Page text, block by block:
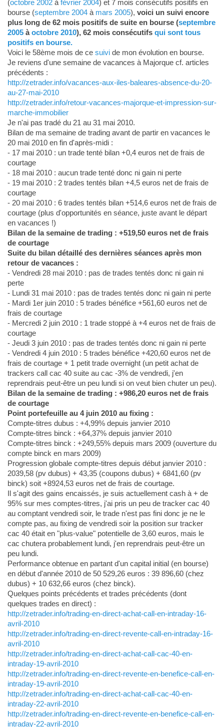
(octobre 2002à février 2004) et 7 mois consécutifs positifs en
bourse (septembre 2004à mars 2005), voici un suivi encore
plus long de 62 mois positifs de suite en bourse (septembre
2005àoctobre 2010), 62 mois consécutifs qui sont tous
positifs en bourse.
Voici le 58ème mois de ce suivide mon évolution en bourse.
Je reviens d'une semaine de vacances à Majorque cf. articles
précédents :
http://zetrader.info/vacances-aux-iles-baleares-absence-du-20-
au-27-mai-2010
http://zetrader.info/retour-vacances-majorque-et-impression-sur-
marche-immobilier
Je n'ai pas tradé du 21 au 31 mai 2010.
Bilan de ma semaine de trading avant de partir en vacances le
20 mai 2010 en fin d'après-midi :
- 17 mai 2010 : un trade tenté bilan +0,4 euros net de frais de
courtage
- 18 mai 2010 : aucun trade tenté donc ni gain ni perte
- 19 mai 2010 : 2 trades tentés bilan +4,5 euros net de frais de
courtage
- 20 mai 2010 : 6 trades tentés bilan +514,6 euros net de frais de
courtage (plus d'opportunités en séance, juste avant le départ
en vacances !)
Bilan de la semaine de trading : +519,50 euros net de frais
de courtage
Suite du bilan détaillé des dernières séances après mon
retour de vacances :
- Vendredi 28 mai 2010 : pas de trades tentés donc ni gain ni
perte
- Lundi 31 mai 2010 : pas de trades tentés donc ni gain ni perte
- Mardi 1er juin 2010 : 5 trades bénéfice +561,60 euros net de
frais de courtage
- Mercredi 2 juin 2010 : 1 trade stoppé à +4 euros net de frais de
courtage
- Jeudi 3 juin 2010 : pas de trades tentés donc ni gain ni perte
- Vendredi 4 juin 2010 : 5 trades bénéfice +420,60 euros net de
frais de courtage + 1 petit trade overnight (un petit achat de
trackers call cac 40 suite au cac -3% de vendredi, j'en
reprendrais peut-être un peu lundi si on veut bien chuter un peu).
Bilan de la semaine de trading : +986,20 euros net de frais
de courtage
Point portefeuille au 4 juin 2010 au fixing :
Compte-titres dubus : +4,99% depuis janvier 2010
Compte-titres binck : +64,37% depuis janvier 2010
Compte-titres binck : +249,55% depuis mars 2009 (ouverture du
compte binck en mars 2009)
Progression globale compte-titres depuis début janvier 2010 :
2039,58 (pv dubus) + 43,35 (coupons dubus) + 6841,60 (pv
binck) soit +8924,53 euros net de frais de courtage.
Il s'agit des gains encaissés, je suis actuellement cash à + de
95% sur mes comptes-titres, j'ai pris un peu de tracker cac 40
au comptant vendredi soir, le trade n'est pas fini donc je ne le
compte pas, au fixing de vendredi soir la position sur tracker
cac 40 était en "plus-value" potentielle de 3,60 euros, mais le
cac chutera probablement lundi, j'en reprendrais peut-être un
peu lundi.
Performance obtenue en partant d'un capital initial (en bourse)
en début d'année 2010 de 50 529,26 euros : 39 896,60 (chez
dubus) + 10 632,66 euros (chez binck).
Quelques points précédents et trades précédents (dont
quelques trades en direct) :
http://zetrader.info/trading-en-direct-achat-call-en-intraday-16-
avril-2010
http://zetrader.info/trading-en-direct-revente-call-en-intraday-16-
avril-2010
http://zetrader.info/trading-en-direct-achat-call-cac-40-en-
intraday-19-avril-2010
http://zetrader.info/trading-en-direct-revente-en-benefice-call-en-
intraday-19-avril-2010
http://zetrader.info/trading-en-direct-achat-call-cac-40-en-
intraday-22-avril-2010
http://zetrader.info/trading-en-direct-revente-en-benefice-call-en-
intraday-22-avril-2010